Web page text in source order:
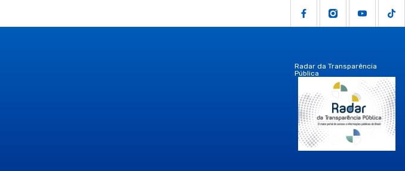
Radar da Transparência
Pública